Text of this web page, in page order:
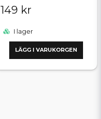
149 kr
I lager
LÄGG I VARUKORGEN